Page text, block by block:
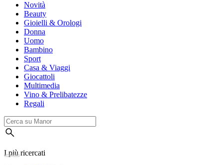
Novità
Beauty
Gioielli & Orologi
Donna
Uomo
Bambino
Sport
Casa & Viaggi
Giocattoli
Multimedia
Vino & Prelibatezze
Regali
I più ricercati